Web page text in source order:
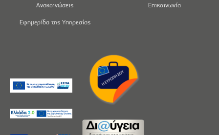
Ανακοινώσεις
Εφημερίδα της Υπηρεσίας
Επικοινωνία